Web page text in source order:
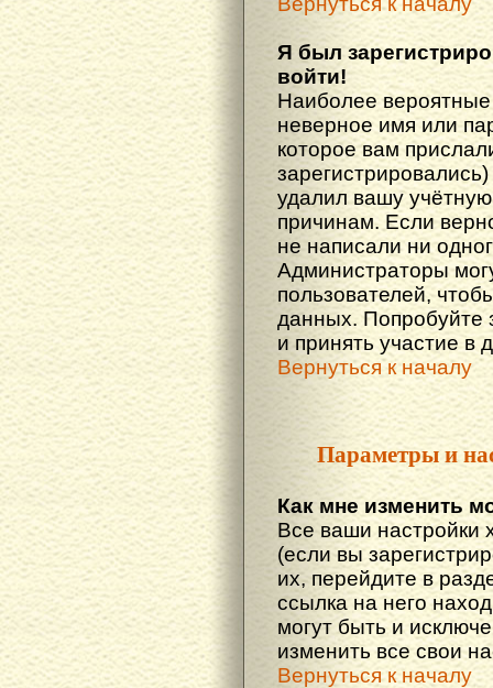
Я был
войти!
Наиболее
неверное имя или
которое вам
удалил вашу
причинам. Если
не написали ни
Администраторы
пользователей,
данных. Попробуйте
и принять участие в
Вернуться к началу
Параметры и
Как мне изменить
Все ваши настройки
(если вы
их, перейдите в
ссылка на него
могут быть и
изменить все свои
Вернуться к началу